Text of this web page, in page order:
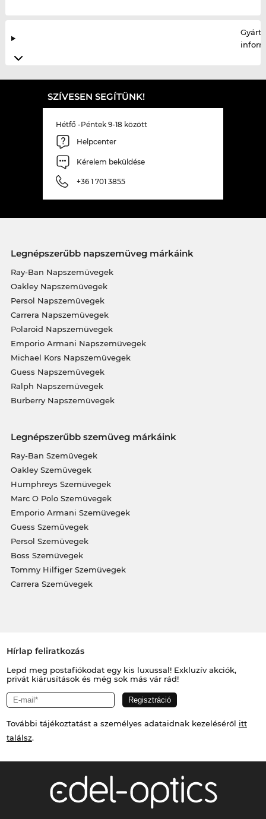
SZÍVESEN SEGÍTÜNK!
Hétfő -Péntek 9-18 között
Helpcenter
Kérelem beküldése
+36 1 701 3855
Legnépszerűbb napszemüveg márkáink
Ray-Ban Napszemüvegek
Oakley Napszemüvegek
Persol Napszemüvegek
Carrera Napszemüvegek
Polaroid Napszemüvegek
Emporio Armani Napszemüvegek
Michael Kors Napszemüvegek
Guess Napszemüvegek
Ralph Napszemüvegek
Burberry Napszemüvegek
Legnépszerűbb szemüveg márkáink
Ray-Ban Szemüvegek
Oakley Szemüvegek
Humphreys Szemüvegek
Marc O Polo Szemüvegek
Emporio Armani Szemüvegek
Guess Szemüvegek
Persol Szemüvegek
Boss Szemüvegek
Tommy Hilfiger Szemüvegek
Carrera Szemüvegek
Hírlap feliratkozás
Lepd meg postafiókodat egy kis luxussal! Exkluzív akciók,
privát kiárusítások és még sok más vár rád!
További tájékoztatást a személyes adataidnak kezeléséről itt
találsz.